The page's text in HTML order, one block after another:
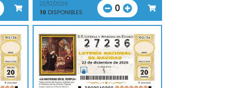
22/12/2026
10 DISPONIBLES 0